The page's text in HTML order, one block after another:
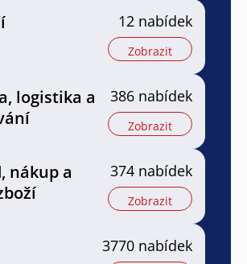
12 nabídek
Zobrazit
logistika a
386 nabídek
Zobrazit
nákup a
374 nabídek
Zobrazit
3770 nabídek